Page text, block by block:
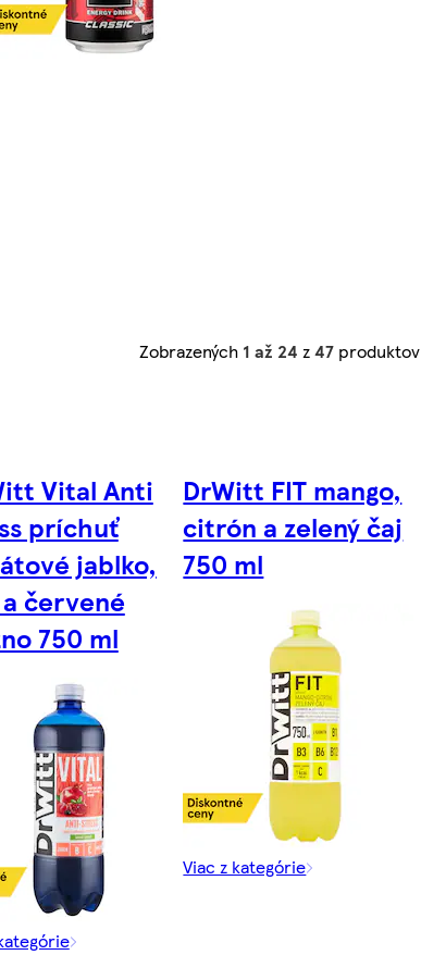
Zobrazených 1 až 24 z47 produktov
Vital Anti
príchuť
jablko,
červené
750 ml
DrWitt FIT mango,
citrón a zelený čaj
750 ml
Viac z kategórie